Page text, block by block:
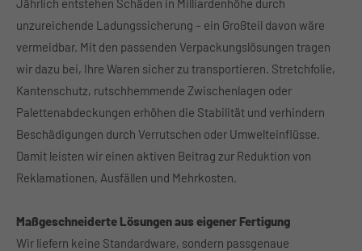
About us
elit.
Aenean commodo ligula eget dolor. Aenean massa. Cum
montes, nascetur ridiculus mus. Donec quam felis,
ultricies nec.
Jährlich entstehen Schäden in Milliardenhöhe durch
unzureichende Ladungssicherung – ein Großteil davon wäre
vermeidbar. Mit den passenden Verpackungslösungen tragen
wir dazu bei, Ihre Waren sicher zu transportieren. Stretchfolie,
Kantenschutz, rutschhemmende Zwischenlagen oder
Palettenabdeckungen erhöhen die Stabilität und verhindern
Beschädigungen durch Verrutschen oder Umwelteinflüsse.
Damit leisten wir einen aktiven Beitrag zur Reduktion von
Reklamationen, Ausfällen und Mehrkosten.
Maßgeschneiderte Lösungen aus eigener Fertigung
Wir liefern keine Standardware, sondern passgenaue